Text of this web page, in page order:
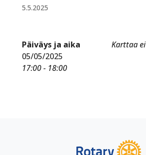
5.5.2025
Karttaa
Päiväys ja aika
05/05/2025
17:00 - 18:00